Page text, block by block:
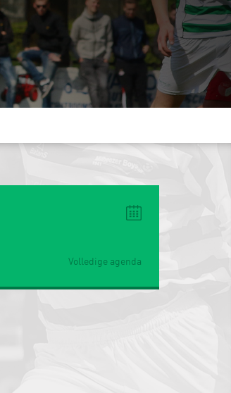
Volledige agenda